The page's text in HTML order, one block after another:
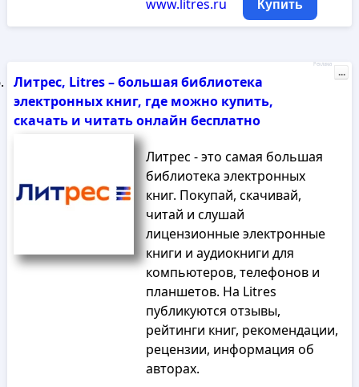
www.litres.ru Купить
Литрес, Litres – большая библиотека
электронных книг, где можно купить,
скачать и читать онлайн бесплатно
Литрес - это самая большая
библиотека электронных
книг. Покупай, скачивай,
читай и слушай
лицензионные электронные
книги и аудиокниги для
компьютеров, телефонов и
планшетов. На Litres
публикуются отзывы,
рейтинги книг, рекомендации,
рецензии, информация об
авторах.
Реклама
...